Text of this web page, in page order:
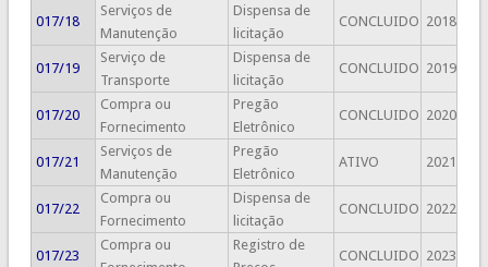
017/18
Serviços de
Manutenção
Dispensa de
licitação
CONCLUIDO 2018
017/19
Serviço de
Transporte
Dispensa de
licitação
CONCLUIDO 2019
017/20
Compra ou
Fornecimento
Pregão
Eletrônico
CONCLUIDO 2020
017/21
Serviços de
Manutenção
Pregão
Eletrônico
ATIVO 2021
017/22
Compra ou
Fornecimento
Dispensa de
licitação
CONCLUIDO 2022
017/23
Compra ou
Registro de
CONCLUIDO 2023